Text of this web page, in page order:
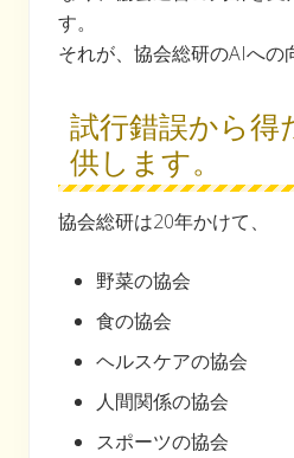
す。
それが、協会総研のAIへの
試行錯誤から得
供します。
協会総研は20年かけて、
野菜の協会
食の協会
ヘルスケアの協会
人間関係の協会
スポーツの協会